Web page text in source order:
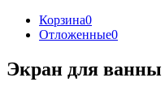
Корзина0
Отложенные0
Экран для ванны